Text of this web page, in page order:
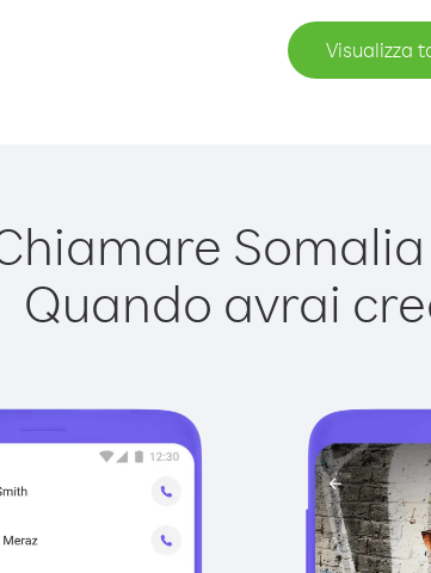
Visualizza
Quando avrai